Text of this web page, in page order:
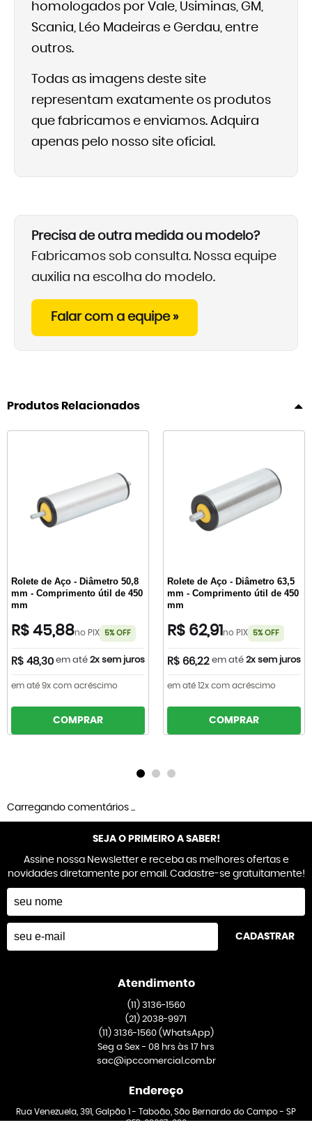
homologados por Vale, Usiminas, GM,
Scania, Léo Madeiras e Gerdau, entre
outros.
Todas as imagens deste site
representam exatamente os produtos
que fabricamos e enviamos. Adquira
apenas pelo nosso site oficial.
Precisa de outra medida ou modelo?
Fabricamos sob consulta. Nossa equipe
auxilia na escolha do modelo.
Falar com a equipe »
Produtos Relacionados
Rolete de Aço - Diâmetro 50,8
mm - Comprimento útil de 450
mm
R$ 45,88no PIX 5% OFF
R$ 48,30 em até 2x sem juros
em até 9x com acréscimo
COMPRAR
Rolete de Aço - Diâmetro 63,5
mm - Comprimento útil de 450
mm
R$ 62,91 no PIX 5% OFF
R$ 66,22 em até 2x sem juros
em até 12x com acréscimo
COMPRAR
Carregando comentários ...
SEJA O PRIMEIRO A SABER!
Assine nossa Newsletter e receba as melhores ofertas e
novidades diretamente por email. Cadastre-se gratuitamente!
CADASTRAR
Atendimento
(11)3136-1560
(21) 2038-9971
(11)3136-1560 (WhatsApp)
Seg a Sex - 08 hrs às 17 hrs
sac@ipccomercial.com.br
Endereço
Rua Venezuela, 391, Galpão 1 - Taboão, São Bernardo do Campo- SP
CEP: 09667-020